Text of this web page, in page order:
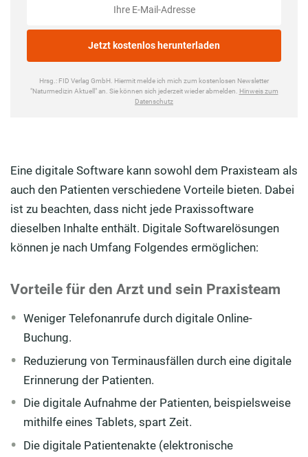
Eine digitale Software kann sowohl dem Praxisteam als
auch den Patienten verschiedene Vorteile bieten. Dabei
ist zu beachten, dass nicht jede Praxissoftware
dieselben Inhalte enthält. Digitale Softwarelösungen
können je nach Umfang Folgendes ermöglichen:
Vorteile für den Arzt und sein Praxisteam
Weniger Telefonanrufe durch digitale Online-
Buchung.
Reduzierung von Terminausfällen durch eine digitale
Erinnerung der Patienten.
Die digitale Aufnahme der Patienten, beispielsweise
mithilfe eines Tablets, spart Zeit.
Die digitale Patientenakte (elektronische